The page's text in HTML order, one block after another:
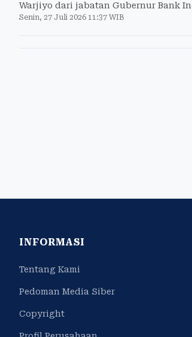
Warjiyo dari jabatan Gubernur Bank
Senin, 27 Juli 2026 11:37 WIB
INFORMASI
Tentang Kami
Pedoman Media Siber
Copyright